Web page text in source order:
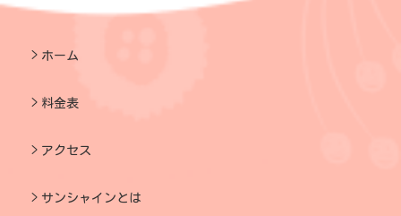
ホーム
料金表
アクセス
サンシャインとは